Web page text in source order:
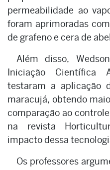
permeabilidade ao
foram aprimoradas
de grafeno e cera de
Além disso,
Iniciação Científica
testaram a aplicação
maracujá, obtendo
comparação ao
na revista
impacto dessa
Os professores